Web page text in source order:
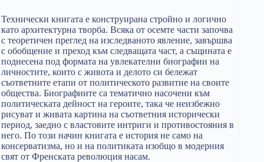
Технически книгата е конструирана стройно и логично
като архитектурна творба. Всяка от осемте части започва
с теоретичен преглед на изследваното явление, завършва
с обобщение и преход към следващата част, а същината е
поднесена под формата на увлекателни биографии на
личностите, които с живота и делото си бележат
съответните етапи от политическото развитие на своите
общества. Биографиите са тематично насочени към
политическата дейност на героите, така че неизбежно
рисуват и живата картина на съответния исторически
период, заедно с властовите интриги и противостояния в
него. По този начин книгата е история не само на
консерватизма, но и на политиката изобщо в модерния
свят от Френската революция насам.